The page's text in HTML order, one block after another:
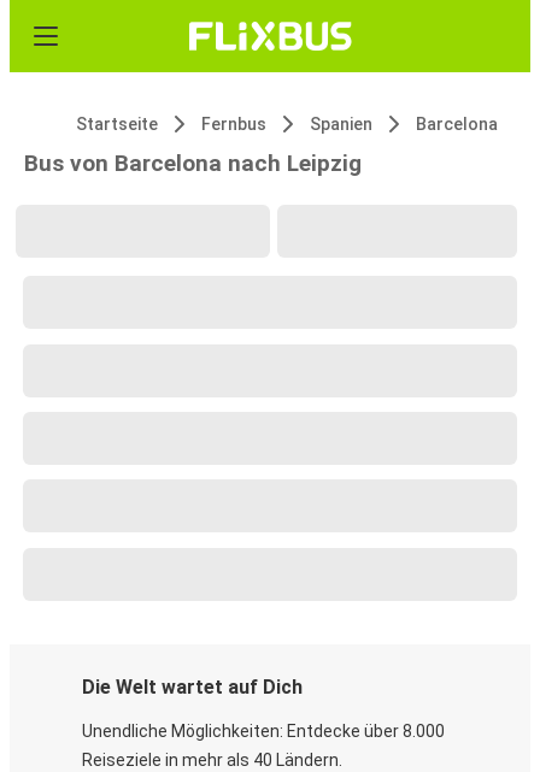
Startseite Fernbus Spanien Barcelona
Bus von Barcelona nach Leipzig
Die Welt wartet auf Dich
Unendliche Möglichkeiten: Entdecke über 8.000
Reiseziele in mehr als 40 Ländern.